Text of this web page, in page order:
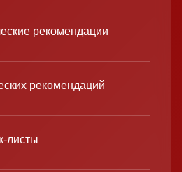
рекомендации
рекомендаций
листы